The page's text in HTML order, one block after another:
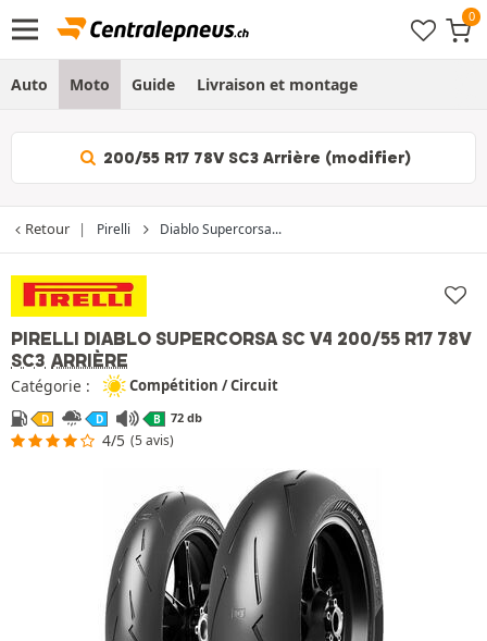
Auto Moto Guide Livraison et montage
200/55 R17 78V SC3 Arrière (modifier)
Retour Pirelli Diablo Supercorsa...
PIRELLI DIABLO SUPERCORSA SC V4 200/55 R17 78V
SC3 ARRIÈRE
Catégorie : Compétition / Circuit
D D B 72 db
4/5 (5 avis)